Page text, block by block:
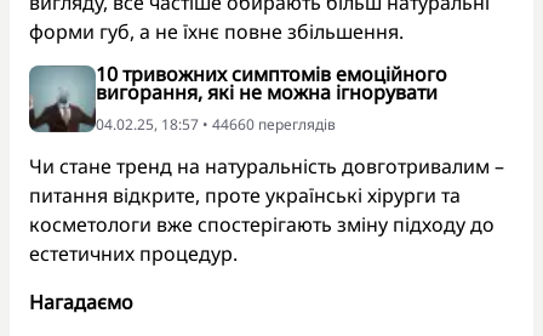
форми губ, а не їхнє повне збільшення.
10 тривожних симптомів емоційного
вигорання, які не можна ігнорувати
04.02.25, 18:57 • 44660 переглядiв
Чи стане тренд на натуральність довготривалим –
питання відкрите, проте українські хірурги та
косметологи вже спостерігають зміну підходу до
естетичних процедур.
Нагадаємо